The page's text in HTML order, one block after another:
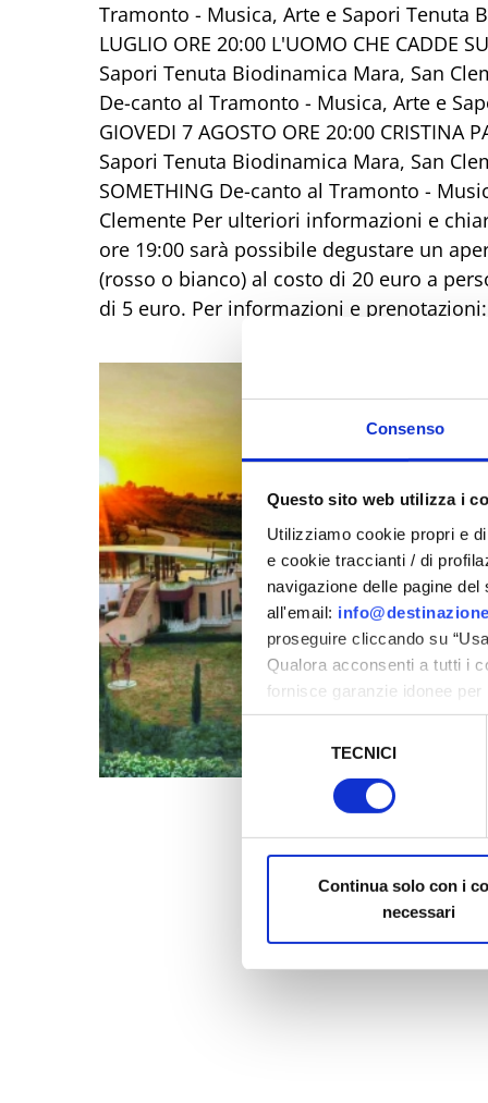
Consenso
Questo sito web utilizza i
Utilizziamo cookie propri e
e cookie traccianti / di
navigazione delle pagine
all'email:
proseguire cliccando su
Qualora acconsenti a tutti i
fornisce garanzie idonee
sicurezza a Tutela dei
Selezione
del
consenso
TECNICI
Continua solo con i
necessari
Tramonto - Musica, Arte e Sapori Tenuta
LUGLIO ORE 20:00 L'UOMO CHE CADDE
Sapori Tenuta Biodinamica Mara, San
De-canto al Tramonto - Musica, Arte e
GIOVEDI 7 AGOSTO ORE 20:00
Sapori Tenuta Biodinamica Mara, San
SOMETHING De-canto al Tramonto -
Clemente Per ulteriori informazioni e
ore 19:00 sarà possibile degustare un
(rosso o bianco) al costo di 20 euro a
di 5 euro. Per informazioni e